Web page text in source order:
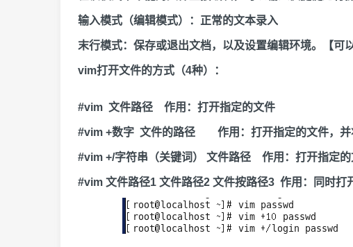
输入模式（编辑模式）：正常的文本录入
末行模式：保存或退出文档，以及设置编辑环境。【可
vim打开文件的方式（4种）：
#vim 文件路径 作用：打开指定的文件
#vim +数字 文件的路径 作用：打开指定的文件，并
#vim +/字符串（关键词） 文件路径 作用：打开指定的
#vim 文件路径1 文件路径2 文件按路径3 作用：同时打